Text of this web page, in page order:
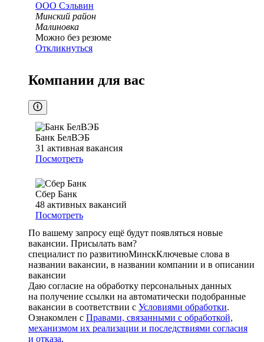
ООО Сэльвин
Минский район
Малиновка
Можно без резюме
Откликнуться
Компании для вас
Банк БелВЭБ
31 активная вакансия
Посмотреть
Сбер Банк
48 активных вакансий
Посмотреть
По вашему запросу ещё будут появляться новые
вакансии. Присылать вам?
специалист по развитиюМинскКлючевые слова в
названии вакансии, в названии компании и в описании
вакансии
Даю согласие на обработку персональных данных
на получение ссылки на автоматически подобранные
вакансии в соответствии с Условиями обработки.
Ознакомлен с Правами, связанными с обработкой,
механизмом их реализации и последствиями согласия
и отказа.